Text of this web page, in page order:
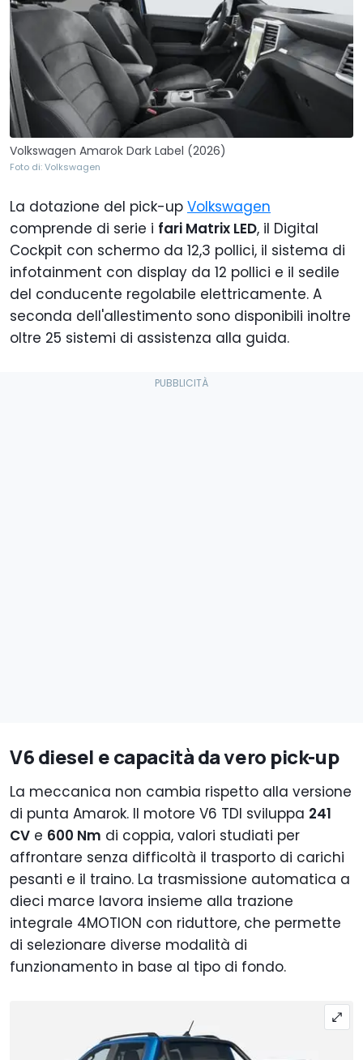
Volkswagen Amarok Dark Label (2026)
Foto di: Volkswagen
La dotazione del pick-up Volkswagen
comprende di serie i fari Matrix LED, il Digital
Cockpit con schermo da 12,3 pollici, il sistema di
infotainment con display da 12 pollici e il sedile
del conducente regolabile elettricamente. A
seconda dell'allestimento sono disponibili inoltre
oltre 25 sistemi di assistenza alla guida.
V6 diesel e capacità da vero pick-up
La meccanica non cambia rispetto alla versione
di punta Amarok. Il motore V6 TDI sviluppa 241
CV e 600 Nm di coppia, valori studiati per
affrontare senza difficoltà il trasporto di carichi
pesanti e il traino. La trasmissione automatica a
dieci marce lavora insieme alla trazione
integrale 4MOTION con riduttore, che permette
di selezionare diverse modalità di
funzionamento in base al tipo di fondo.